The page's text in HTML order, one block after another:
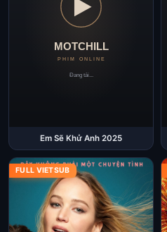
Em Sẽ Khử Anh 2025
FULL VIETSUB